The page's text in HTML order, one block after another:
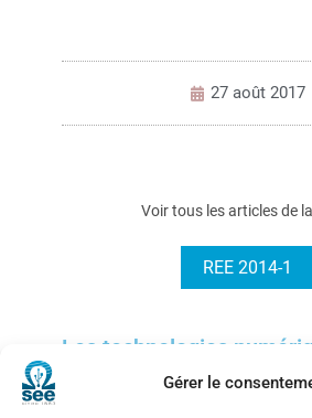
Gérer le
27 août 2017
Voir tous les articles de
REE 2014-1
Les technologies
cœur de la transformation